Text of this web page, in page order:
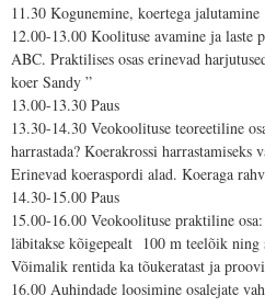
11.30 Kogunemine, koertega jalutamine
12.00-13.00 Koolituse avamine ja laste
ABC. Praktilises osas erinevad
koer Sandy ”
13.00-13.30 Paus
13.30-14.30 Veokoolituse teoreetiline
harrastada? Koerakrossi harrastamiseks
Erinevad koeraspordi alad. Koeraga
14.30-15.00 Paus
15.00-16.00 Veokoolituse praktiline
läbitakse kõigepealt 100 m teelõik
Võimalik rentida ka tõukeratast ja
16.00 Auhindade loosimine osalejate